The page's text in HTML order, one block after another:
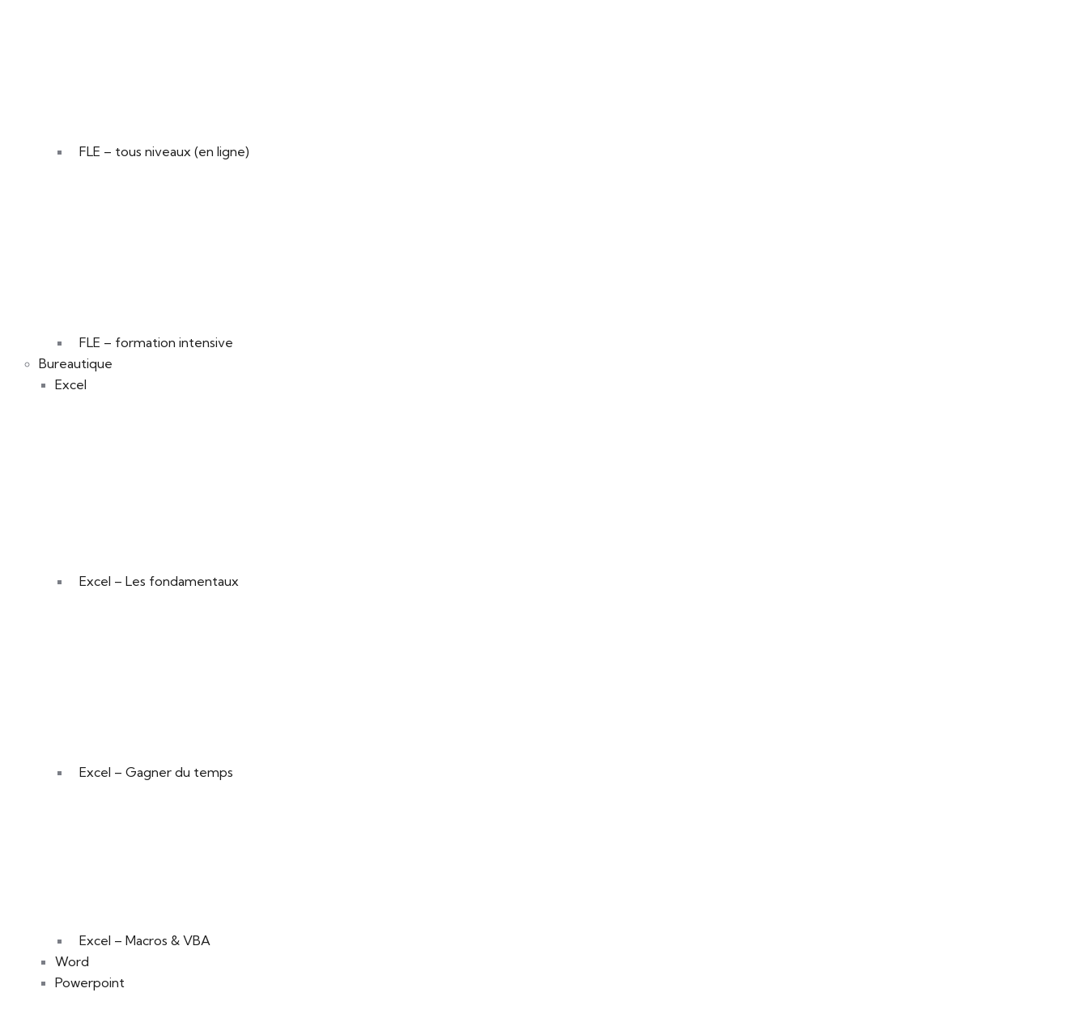
FLE – tous niveaux (en ligne)
FLE – formation intensive
Bureautique
Excel
Excel – Les fondamentaux
Excel – Gagner du temps
Excel – Macros & VBA
Word
Powerpoint